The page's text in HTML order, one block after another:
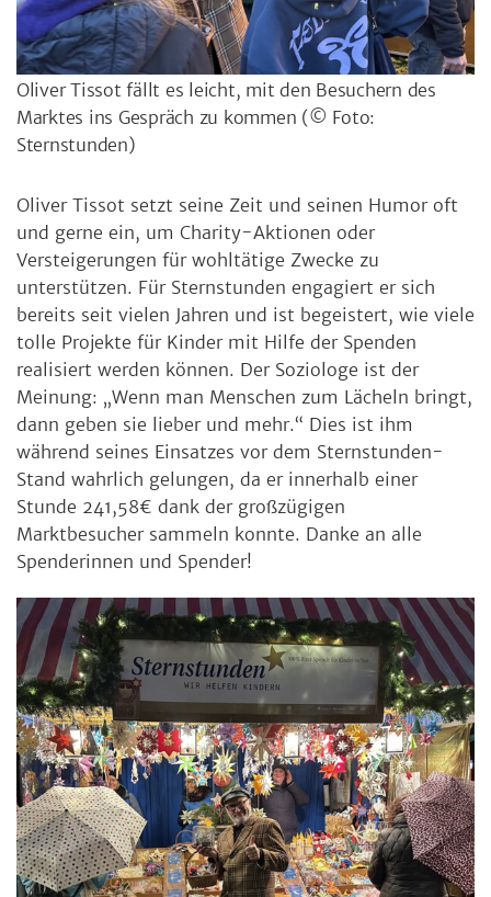
Oliver Tissot fällt es leicht, mit den Besuchern des
Marktes ins Gespräch zu kommen (© Foto:
Sternstunden)
Oliver Tissot setzt seine Zeit und seinen Humor oft
und gerne ein, um Charity-Aktionen oder
Versteigerungen für wohltätige Zwecke zu
unterstützen. Für Sternstunden engagiert er sich
bereits seit vielen Jahren und ist begeistert, wie viele
tolle Projekte für Kinder mit Hilfe der Spenden
realisiert werden können. Der Soziologe ist der
Meinung: „Wenn man Menschen zum Lächeln bringt,
dann geben sie lieber und mehr.“ Dies ist ihm
während seines Einsatzes vor dem Sternstunden-
Stand wahrlich gelungen, da er innerhalb einer
Stunde 241,58€ dank der großzügigen
Marktbesucher sammeln konnte. Danke an alle
Spenderinnen und Spender!